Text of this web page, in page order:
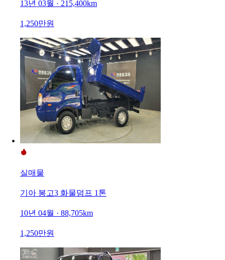
13년 03월 · 215,400km
1,250만원
실매물
기아 봉고3 화물덤프 1톤
10년 04월 · 88,705km
1,250만원